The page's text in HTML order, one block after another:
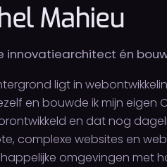
Mahieu
innovatiearchitect én
ligt in
en bouwde ik mijn eigen
en dat nog
complexe websites en
omgevingen met